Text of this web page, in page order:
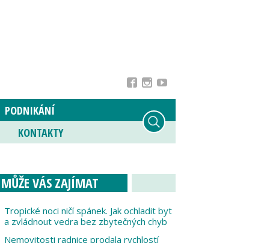
PODNIKÁNÍ
KONTAKTY
MŮŽE VÁS ZAJÍMAT
Tropické noci ničí spánek. Jak ochladit byt
a zvládnout vedra bez zbytečných chyb
Nemovitosti radnice prodala rychlostí